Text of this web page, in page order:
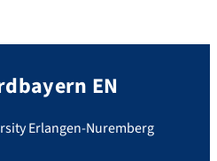
EN
Erlangen-Nuremberg